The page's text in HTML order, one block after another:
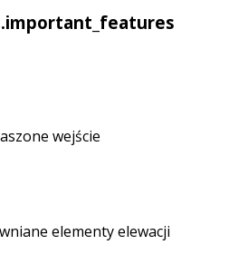
wejście
elementy elewacji